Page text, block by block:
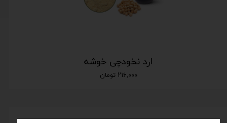
ارد نخودچی خوشه
۲۱۶,۰۰۰ تومان